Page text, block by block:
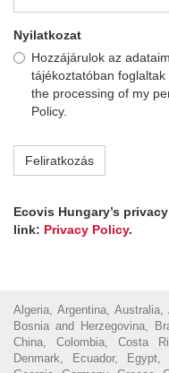
Nyilatkozat
Hozzájárulok az
tájékoztatóban
the processing of my
Policy.
Feliratkozás
Ecovis Hungary’s
link: Privacy Policy.
Algeria, Argentina,
Bosnia and Herzegovina,
China, Colombia, Costa
Denmark, Ecuador,